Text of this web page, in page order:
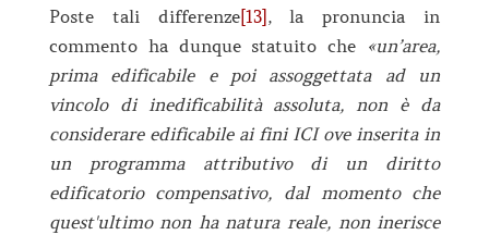
Poste tali differenze[13] , la pronuncia in
commento ha dunque statuito che «un’area,
prima edificabile e poi assoggettata ad un
vincolo di inedificabilità assoluta, non è da
considerare edificabile ai fini ICI ove inserita in
un programma attributivo di un diritto
edificatorio compensativo, dal momento che
quest'ultimo non ha natura reale, non inerisce